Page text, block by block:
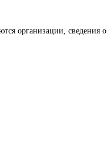
организации, сведения